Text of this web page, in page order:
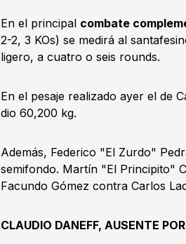
En el principal combate
2-2, 3 KOs) se medirá al
ligero, a cuatro o seis rounds.
En el pesaje realizado ayer el de
dio 60,200 kg.
Además, Federico "El Zurdo"
semifondo. Martín "El Principito"
Facundo Gómez contra Carlos
CLAUDIO DANEFF, AUSENTE